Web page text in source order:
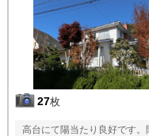
27枚
高台にて陽当たり良好です。